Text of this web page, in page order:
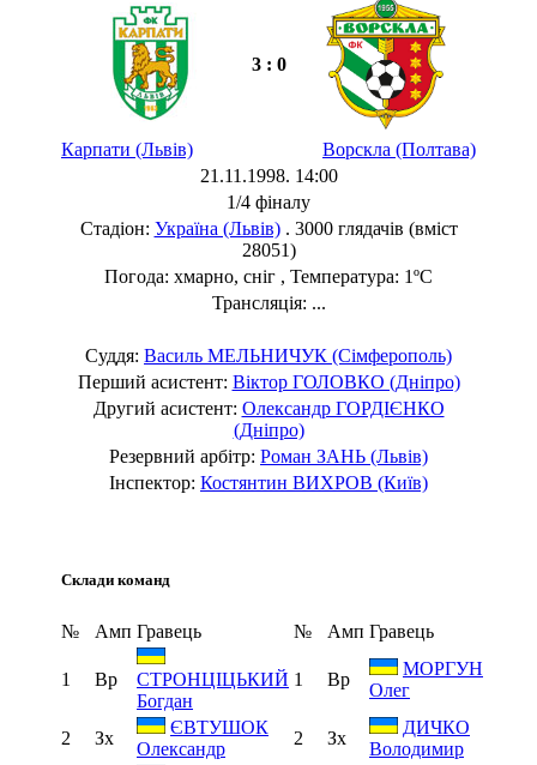
3 : 0
Карпати (Львів)
Ворскла (Полтава)
21.11.1998. 14:00
1/4 фіналу
Стадіон: Україна (Львів). 3000 глядачів (вміст
28051)
Погода: хмарно, сніг , Температура: 1ºC
Трансляція: ...
Суддя: Василь МЕЛЬНИЧУК (Сімферополь)
Перший асистент: Віктор ГОЛОВКО (Дніпро)
Другий асистент: Олександр ГОРДІЄНКО
(Дніпро)
Резервний арбітр: Роман ЗАНЬ (Львів)
Інспектор: Костянтин ВИХРОВ (Київ)
Склади команд
№ Амп Гравець № Амп Гравець
1 Вр
СТРОНЦІЦЬКИЙ
Богдан
1 Вр
МОРГУН
Олег
2 Зх
ЄВТУШОК
Олександр
2 Зх
ДИЧКО
Володимир